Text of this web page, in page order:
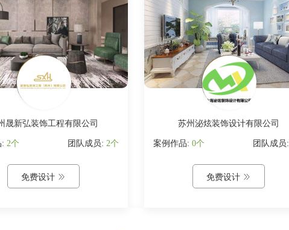
晟新弘装饰工程有限公司
: 2个 团队成员: 2个
免费设计 
苏州泌炫装饰设计有限公司
案例作品: 0个 团队成员:
免费设计 